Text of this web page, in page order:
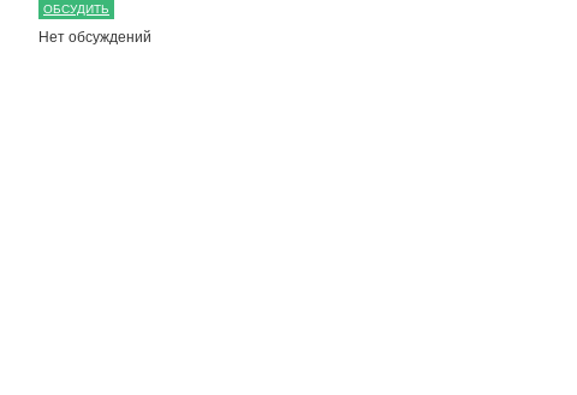
ОБСУДИТЬ
Нет обсуждений